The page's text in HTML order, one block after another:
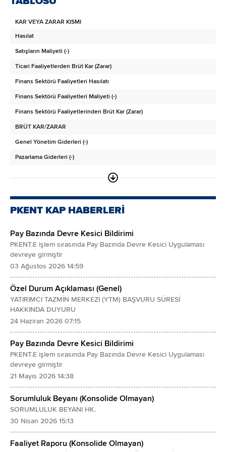
Canlı Varlıklar
Peşin Ödenmiş Giderler
Cari Dönem Vergisiyle İlgili Varlıklar
Diğer Dönen Varlıklar
ARA TOPLAM
Satış Amaçlı Sınıflandırılan Duran Varlıklar
DURAN VARLIKLAR
Finansal Yatırımlar
Ticari Alacaklar
- İlişkili Taraflardan Ticari Alacaklar
- İlişkili Olmayan Taraflardan Ticari Alacaklar
- Finans Sektörü Faaliyetleri İlişkili Taraflardan Alacaklar
Diğer Alacaklar
- İlişkili Taraflardan Diğer Alacaklar
- İlişkili Olmayan Taraflardan Diğer Alacaklar
Özkaynak Yöntemiyle Değerlenen Yatırımlar
Canlı Varlıklar
Maddi Duran Varlıklar
Diğer Maddi Duran Varlıklar
Maddi Olmayan Duran Varlıklar
- Şerefiye
- Diğer Maddi Olmayan Duran Varlıklar
Peşin Ödenmiş Giderler
İlişkili Olmayan Taraflara Peşin Ödenmiş Giderler
Ertelenmiş Vergi Varlığı
KAR VEYA ZARAR KISMI
Hasılat
Satışların Maliyeti (-)
Ticari Faaliyetlerden Brüt Kar (Zarar)
Finans Sektörü Faaliyetleri Hasılatı
Finans Sektörü Faaliyetleri Maliyeti (-)
Finans Sektörü Faaliyetlerinden Brüt Kar (Zarar)
BRÜT KAR/ZARAR
Genel Yönetim Giderleri (-)
Pazarlama Giderleri (-)
Araştırma ve Geliştirme Giderleri (-)
Yatırım Faaliyetlerinden Gelirler
Yatırım Faaliyetlerinden Giderler (-)
Özkaynak Yöntemiyle Değerlenen Yatırımların Karlarından/Zararlarından Paylar
FİNANSMAN GİDERİ ÖNCESİ FAALİYET KARI/ZARARI
Finansman Gelirleri
Finansman Giderleri (-)
SÜRDÜRÜLEN FAALİYETLER VERGİ ÖNCESİ KARI/ZARARI
- Dönem Vergi Gideri (-)/Geliri
- Ertelenmiş Vergi Gideri (-)/Geliri
DURDURULAN FAALİYETLER DÖNEM KARI/ZARARI
DÖNEM KARI/ZARARI
- Kontrol Gücü Olmayan Paylar
PKENT KAP HABERLERİ
Pay Bazında Devre Kesici Bildirimi
PKENT.E işlem sırasında Pay Bazında Devre Kesici Uygulaması
devreye girmiştir
03 Ağustos 2026 14:59
Özel Durum Açıklaması (Genel)
YATIRIMCI TAZMİN MERKEZİ (YTM) BAŞVURU SÜRESİ
HAKKINDA DUYURU
24 Haziran 2026 07:15
Pay Bazında Devre Kesici Bildirimi
PKENT.E işlem sırasında Pay Bazında Devre Kesici Uygulaması
devreye girmiştir
21 Mayıs 2026 14:38
Sorumluluk Beyanı (Konsolide Olmayan)
SORUMLULUK BEYANI HK.
30 Nisan 2026 15:13
Faaliyet Raporu (Konsolide Olmayan)